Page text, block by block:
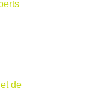
de